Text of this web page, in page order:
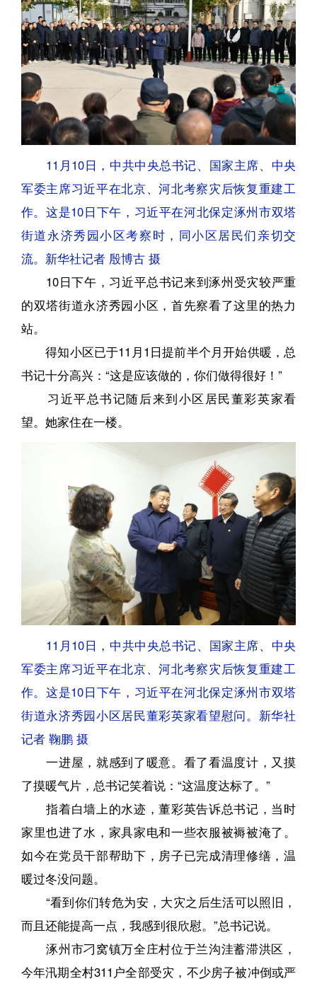
11月10日，中共中央总书记、国家主席、中央
军委主席习近平在北京、河北考察灾后恢复重建工
作。这是10日下午，习近平在河北保定涿州市双塔
街道永济秀园小区考察时，同小区居民们亲切交
流。新华社记者 殷博古 摄
10日下午，习近平总书记来到涿州受灾较严重
的双塔街道永济秀园小区，首先察看了这里的热力
站。
得知小区已于11月1日提前半个月开始供暖，总
书记十分高兴：“这是应该做的，你们做得很好！”
习近平总书记随后来到小区居民董彩英家看
望。她家住在一楼。
11月10日，中共中央总书记、国家主席、中央
军委主席习近平在北京、河北考察灾后恢复重建工
作。这是10日下午，习近平在河北保定涿州市双塔
街道永济秀园小区居民董彩英家看望慰问。新华社
记者 鞠鹏 摄
一进屋，就感到了暖意。看了看温度计，又摸
了摸暖气片，总书记笑着说：“这温度达标了。”
指着白墙上的水迹，董彩英告诉总书记，当时
家里也进了水，家具家电和一些衣服被褥被淹了。
如今在党员干部帮助下，房子已完成清理修缮，温
暖过冬没问题。
“看到你们转危为安，大灾之后生活可以照旧，
而且还能提高一点，我感到很欣慰。”总书记说。
涿州市刁窝镇万全庄村位于兰沟洼蓄滞洪区，
今年汛期全村311户全部受灾，不少房子被冲倒或严